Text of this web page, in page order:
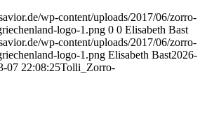
wp-content/uploads/2017/06/zorro-
logo-1.png 0 0 Elisabeth Bast
wp-content/uploads/2017/06/zorro-
logo-1.png Elisabeth Bast2026-
07 22:08:25Tolli_Zorro-